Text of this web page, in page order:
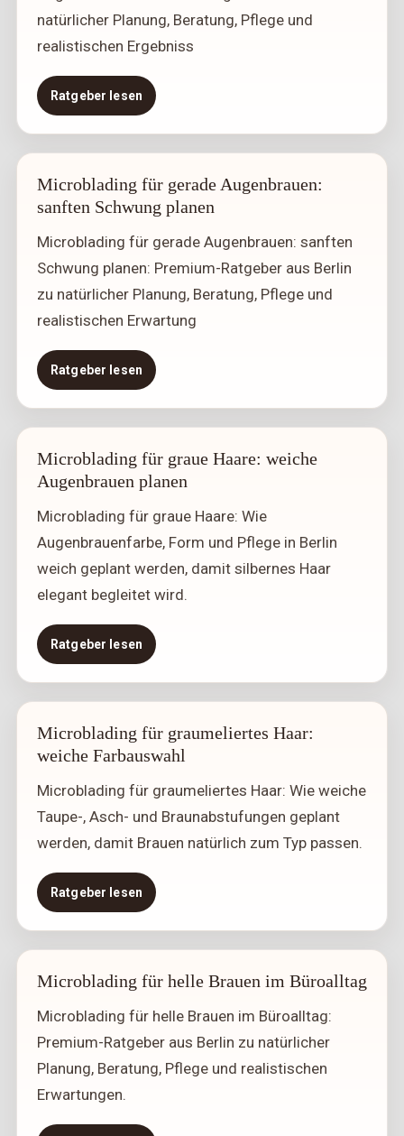
natürlicher Planung, Beratung, Pflege und
realistischen Ergebniss
Ratgeber lesen
Microblading für gerade Augenbrauen:
sanften Schwung planen
Microblading für gerade Augenbrauen: sanften
Schwung planen: Premium-Ratgeber aus Berlin
zu natürlicher Planung, Beratung, Pflege und
realistischen Erwartung
Ratgeber lesen
Microblading für graue Haare: weiche
Augenbrauen planen
Microblading für graue Haare: Wie
Augenbrauenfarbe, Form und Pflege in Berlin
weich geplant werden, damit silbernes Haar
elegant begleitet wird.
Ratgeber lesen
Microblading für graumeliertes Haar:
weiche Farbauswahl
Microblading für graumeliertes Haar: Wie weiche
Taupe-, Asch- und Braunabstufungen geplant
werden, damit Brauen natürlich zum Typ passen.
Ratgeber lesen
Microblading für helle Brauen im Büroalltag
Microblading für helle Brauen im Büroalltag:
Premium-Ratgeber aus Berlin zu natürlicher
Planung, Beratung, Pflege und realistischen
Erwartungen.